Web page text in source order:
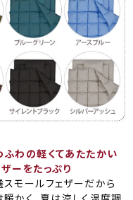
ふわの軽くてあたたかい
ーをたっぷり
スモールフェザーだから